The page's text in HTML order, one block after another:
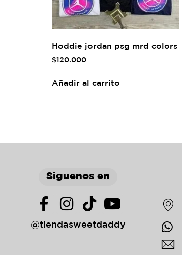
Hoddie jordan psg mrd colors
$120.000
Añadir al carrito
Siguenos en
@tiendasweetdaddy